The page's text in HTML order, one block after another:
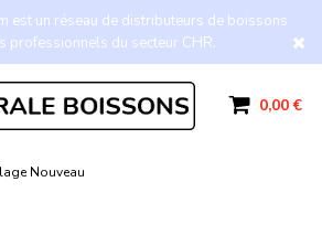
est un réseau de distributeurs de boissons
professionnels du secteur CHR.
0,00 €
Nouveau